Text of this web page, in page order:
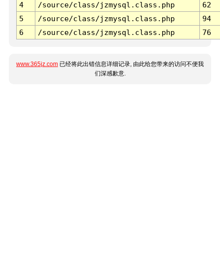
4
/source/class/jzmysql.class.php
62
5
/source/class/jzmysql.class.php
94
6
/source/class/jzmysql.class.php 76
www.365jz.com 已经将此出错信息详细记录, 由此给您带来的访问不便我
们深感歉意.